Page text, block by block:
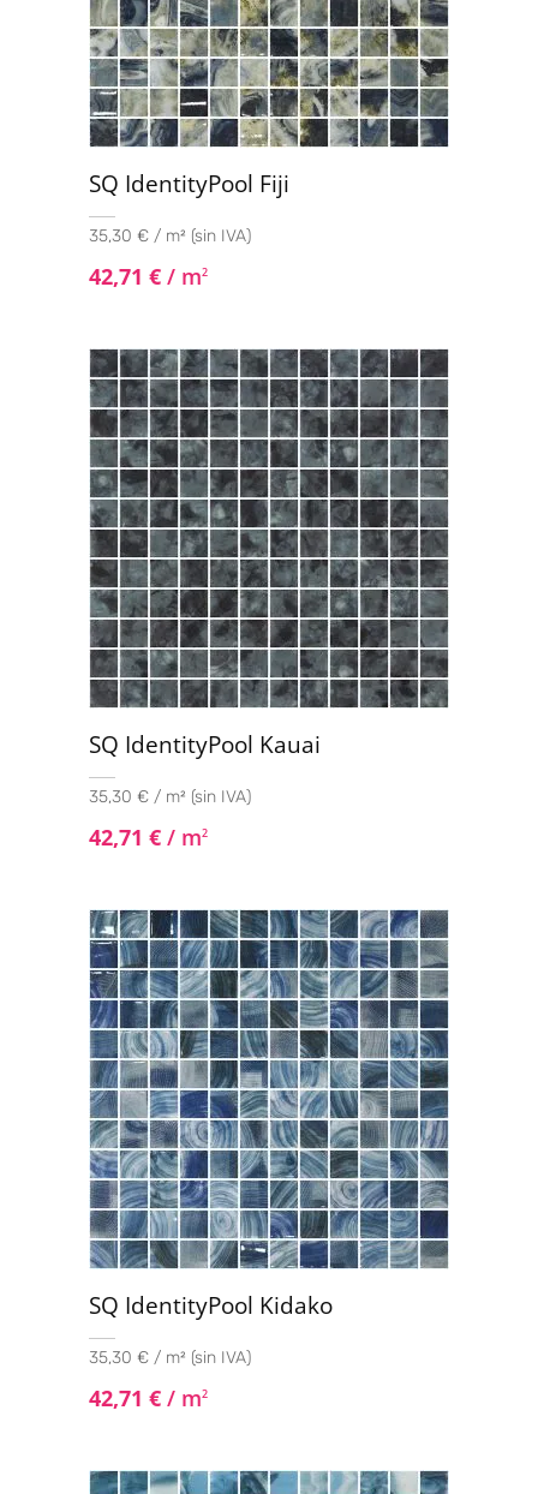
SQ IdentityPool Fiji
35,30 € / m² (sin IVA)
42,71 € / m2
SQ IdentityPool Kauai
35,30 € / m² (sin IVA)
42,71 € / m2
SQ IdentityPool Kidako
35,30 € / m² (sin IVA)
42,71 € / m2